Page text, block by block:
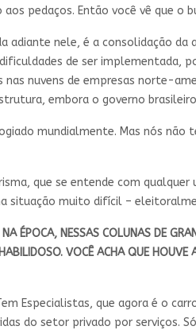
pedaços. Então você vê que o
nele, é a consolidação da
de ser implementada,
nuvens de empresas norte-
embora o governo
mundialmente. Mas nós não
que se entende com qualquer
situação muito difícil –
ÉPOCA, NESSAS COLUNAS DE
VOCÊ ACHA QUE
Especialistas, que agora é o
do setor privado por serviços.